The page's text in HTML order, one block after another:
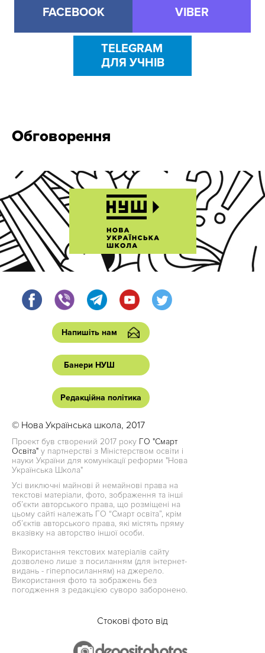
FACEBOOK VIBER
TELEGRAM
ДЛЯ УЧНІВ
Обговорення
Напишіть нам
Банери НУШ
Редакційна політика
© Нова Українська школа, 2017
Проект був створений 2017 року ГО "Смарт
Освіта" у партнерстві з Міністерством освіти і
науки України для комунікації реформи "Нова
Українська Школа"
Усі виключні майнові й немайнові права на
текстові матеріали, фото, зображення та інші
об’єкти авторського права, що розміщені на
цьому сайті належать ГО “Смарт освіта”, крім
об’єктів авторського права, які містять пряму
вказівку на авторство іншої особи.
Використання текстових матеріалів сайту
дозволено лише з посиланням (для інтернет-
видань - гіперпосиланням) на джерело.
Використання фото та зображень без
погодження з редакцією суворо заборонено.
Стокові фото від